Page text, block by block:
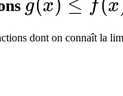
g(x)
\leq
g(x) ≤ f(x
dont on connaît la